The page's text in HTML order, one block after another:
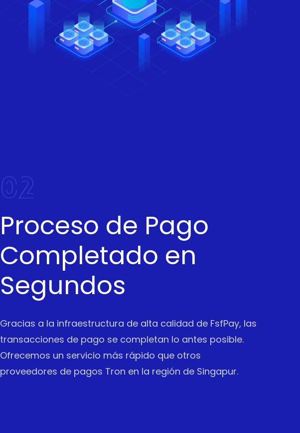
02
Proceso de Pago
Completado en
Segundos
Gracias a la infraestructura de alta calidad de FsfPay, las
transacciones de pago se completan lo antes posible.
Ofrecemos un servicio más rápido que otros
proveedores de pagos Tron en la región de Singapur.